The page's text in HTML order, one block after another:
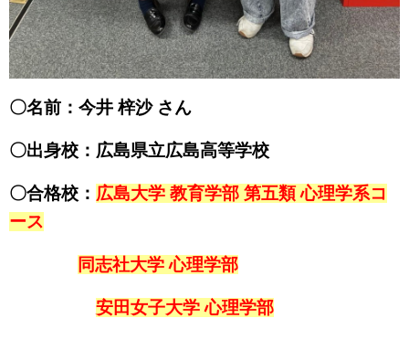
〇名前：今井 梓沙 さん
〇出身校：広島県立広島高等学校
〇合格校： 広島大学 教育学部 第五類 心理学系コ
ース
同志社大学 心理学部
安田女子大学 心理学部